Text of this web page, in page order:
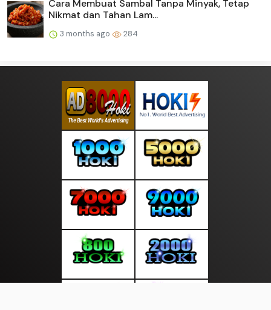
Cara Membuat Sambal Tanpa Minyak, Tetap
Nikmat dan Tahan Lam...
3 months ago 284